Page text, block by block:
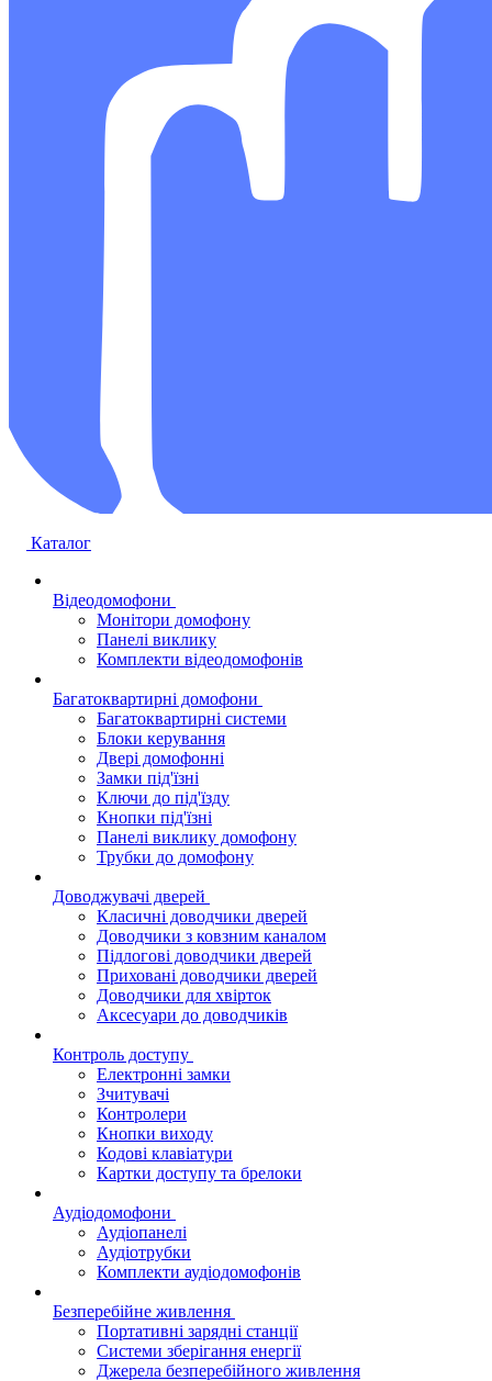
Каталог
Відеодомофони
Монітори домофону
Панелі виклику
Комплекти відеодомофонів
Багатоквартирні домофони
Багатоквартирні системи
Блоки керування
Двері домофонні
Замки під'їзні
Ключи до під'їзду
Кнопки під'їзні
Панелі виклику домофону
Трубки до домофону
Доводжувачі дверей
Класичні доводчики дверей
Доводчики з ковзним каналом
Підлогові доводчики дверей
Приховані доводчики дверей
Доводчики для хвірток
Аксесуари до доводчиків
Контроль доступу
Електронні замки
Зчитувачі
Контролери
Кнопки виходу
Кодові клавіатури
Картки доступу та брелоки
Аудіодомофони
Аудіопанелі
Аудіотрубки
Комплекти аудіодомофонів
Безперебійне живлення
Портативні зарядні станції
Системи зберігання енергії
Джерела безперебійного живлення